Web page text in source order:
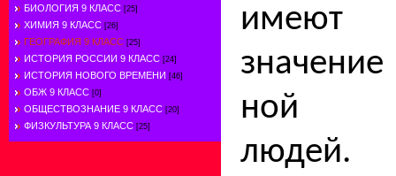
БИОЛОГИЯ 9 КЛАСС [25]
ХИМИЯ 9 КЛАСС [26]
ГЕОГРАФИЯ 9 КЛАСС [25]
ИСТОРИЯ РОССИИ 9 КЛАСС [24]
ИСТОРИЯ НОВОГО ВРЕМЕНИ [46]
ОБЖ 9 КЛАСС [0]
ОБЩЕСТВОЗНАНИЕ 9 КЛАСС [20]
ФИЗКУЛЬТУРА 9 КЛАСС [25]
ной